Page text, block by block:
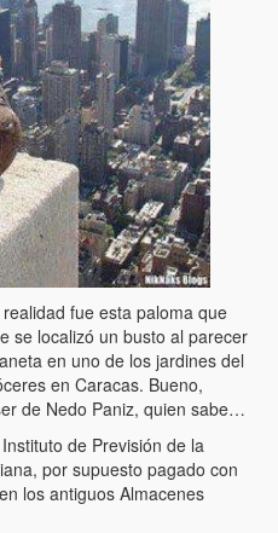
(The Jerk and the Reds in
with chavistas)
de los niños” (The mockery of
(Children of the streets of
and El Mono… armed)
¿y Lina?
televisión clausurados por el
fue esta paloma que
se localizó un busto al parecer
en uno de los jardines del
en Caracas. Bueno,
de Nedo Paniz, quien sabe…
de Previsión de la
por supuesto pagado con
los antiguos Almacenes